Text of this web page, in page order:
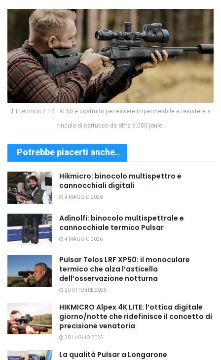
Il Thermion 2 LRF XL60 è costruito per essere impermeabile e resistere a
rinculo di cartucce da oltre 6.000 joule.
Potrebbe piacerti anche..
Hikmicro: binocolo multispettro e
cannocchiali digitali
4 MAGGIO 2026
Adinolfi: binocolo multispettrale e
cannocchiale termico Pulsar
4 MAGGIO 2026
Pulsar Telos LRF XP50: il monoculare
termico che alza l’asticella
dell’osservazione notturna
20 OTTOBRE 2025
HIKMICRO Alpex 4K LITE: l’ottica digitale
giorno/notte che ridefinisce il concetto di
precisione venatoria
30 LUGLIO 2025
La qualità Pulsar a Longarone